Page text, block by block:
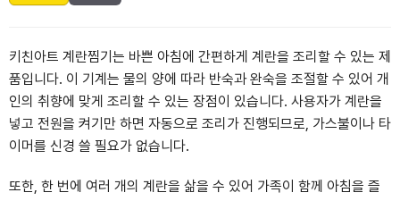
키친아트 계란찜기는 바쁜 아침에 간편하게 계란을 조리할 수 있는 제
품입니다. 이 기계는 물의 양에 따라 반숙과 완숙을 조절할 수 있어 개
인의 취향에 맞게 조리할 수 있는 장점이 있습니다. 사용자가 계란을
넣고 전원을 켜기만 하면 자동으로 조리가 진행되므로, 가스불이나 타
이머를 신경 쓸 필요가 없습니다.
또한, 한 번에 여러 개의 계란을 삶을 수 있어 가족이 함께 아침을 즐